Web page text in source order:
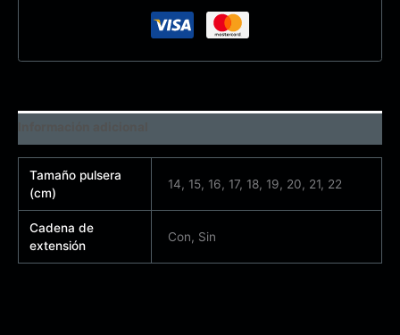
Tamaño pulsera
(cm)
14, 15, 16, 17, 18, 19, 20, 21, 22
Cadena de
extensión
Con, Sin